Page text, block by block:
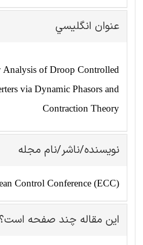
عنوان انگليسي
Analysis of Droop Controlled
via Dynamic Phasors and
Contraction Theory
نویسنده/ناشر/نام مجله
Control Conference (ECC)
این مقاله چند صفحه است؟